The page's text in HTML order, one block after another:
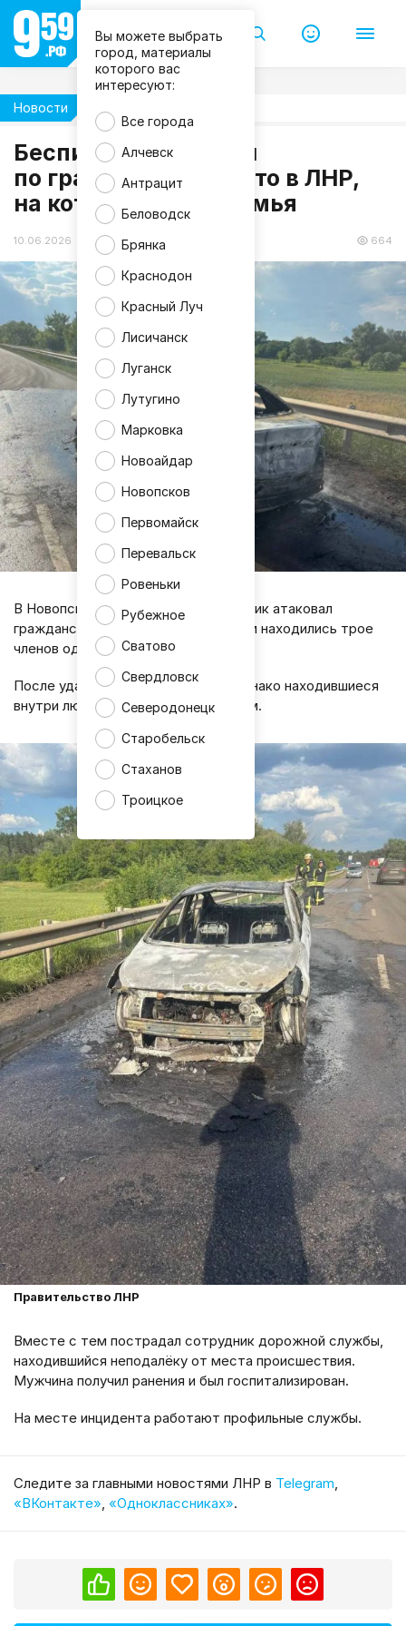
Вы можете выбрать
город, материалы
которого вас
интересуют:
Все города
Алчевск
Антрацит
Беловодск
Брянка
Краснодон
Красный Луч
Лисичанск
Луганск
Лутугино
Марковка
Новоайдар
Новопсков
Первомайск
Перевальск
Ровеньки
Рубежное
Сватово
Свердловск
Северодонецк
Старобельск
Стаханов
Троицкое
Новости
Беспилотник ударил
по гражданскому авто в ЛНР,
на котором ехала семья
10.06.2026 09:53 664
П
р
т
ь
с
т
в
о
Л
Р
В Новопсковском районе беспилотник атаковал
гражданский автомобиль, в котором находились трое
членов одной семьи.
После удара машина загорелась, однако находившиеся
внутри люди смогли избежать травм.
Правительство ЛНР
Вместе с тем пострадал сотрудник дорожной службы,
находившийся неподалёку от места происшествия.
Мужчина получил ранения и был госпитализирован.
На месте инцидента работают профильные службы.
Cледите за главными новостями ЛНР в Telegram,
«ВКонтакте», «Одноклассниках».